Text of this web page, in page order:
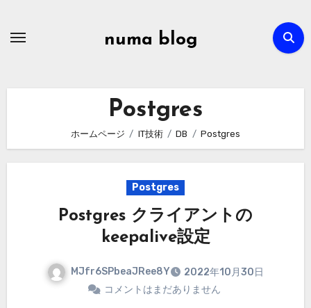
numa blog
Postgres
ホームページ IT技術 DB Postgres
Postgres
Postgres クライアントの
keepalive設定
MJfr6SPbeaJRee8Y
2022年10月30日
コメントはまだありません